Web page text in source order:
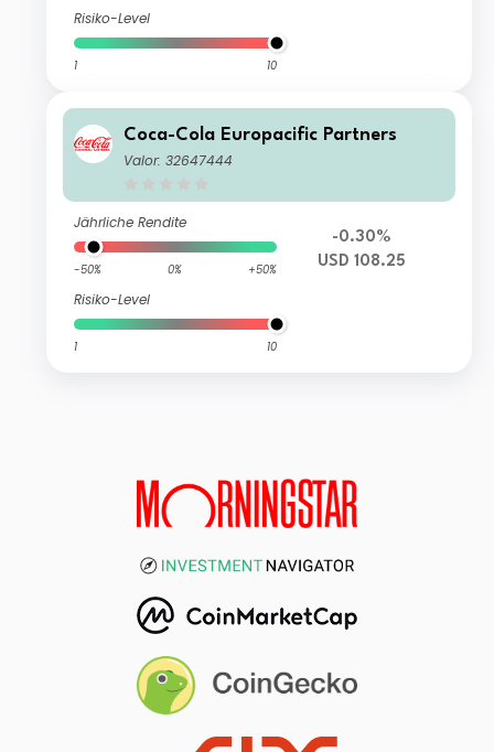
Risiko-Level
1 10
Coca-Cola Europacific Partners
Valor: 32647444
Jährliche Rendite
-50% 0% +50%
Risiko-Level
1 10
-0.30%
USD 108.25